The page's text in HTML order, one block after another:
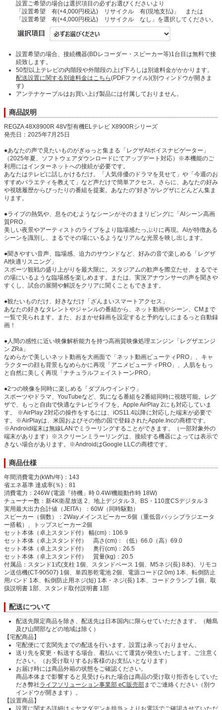
設置ご希望の場合は選択項目の必ずお選びくださいより
「設置希望 有(+4,000円税込) リサイクル 有(現地支払)」 または
「設置希望 有(+4,000円税込) リサイクル なし」を選択してください。
設置希望の場合、接続機器(BDレコーダー・スピーカー等)1台目は無料で接
続致します。
50型以上テレビの内階段や外階段の上げ下ろしは別途料金がかかります。
配送設置に関する別途料金はこちら(PDFファイル)(別ウィンドウが開きま
す)
アンテナケーブルはお買い上げ製品には付属しておりません。
商品説明
REGZA 48X8900R 48V型有機ELテレビ X8900Rシリーズ
発売日：2025年7月25日
●あなたの声で見たいものがぎゅっと集まる「レグザAIボイスナビゲーター」
（2025年夏、ソフトウェアダウンロードにてアップデート対応）※本機能のご
利用にはインターネットへの接続が必要です。
あなたはテレビに話しかけるだけ。「人気俳優のドラマを見せて」や「今週のお
すすめバラエティを教えて」など声だけで簡単アクセス。さらに、あなたの好み
や視聴履歴からぴったりの番組を提案。あなたの“好き”がレグザにどんどん集ま
ります。
●ライブの熱気や、息をのむようなシーンがそのままリビングに「AIシーン高画
質PRO」
美しい夜景やアーティストのライブをより臨場感たっぷりに再現。AIが特徴ある
シーンを識別し、まるでその場にいるようなリアルな光景を映し出します。
●聞きやすい音声、臨場感、迫力のサウンドなど、好みの音で楽しめる「レグザ
AI快適リスニング」
スポーツ観戦の盛り上がりを最大限に。スタジアムの歓声を際立たせ、まるでそ
の場にいるような臨場感を楽しめます。または、実況アナウンサーの声を聞きや
すくし、試合の展開や解説をクリアに聞くこともできます。
●観たいものだけ、好きなだけ「ざんまいスマートアクセス」
あなたの好きなタレントやジャンルの番組から、ネット動画やシーン、CMまで
一覧で見られます。また、おまかせ録画を設定すると予約なしにまるっと自動録
画！
●人間の感性に近い映像解析能力を持つ高画質映像処理エンジン「レグザエンジ
ン ZRa」
なめらかで美しいネット動画を大画面で「ネット動画ビューティPRO」、キャ
ラクターの顔も背景もなめらかに再現「アニメビューティPRO」、人肌をもっ
と自然に美しく再現「ナチュラルフェイストーンPRO」
●2つの映像を同時に楽しめる「ダブルウインドウ」
スポーツやドラマ、YouTubeなど、気になる番組を2番組同時に視聴可能。レグ
ザで、もっと自由で快適なテレビライフを。Apple AirPlay 2にも対応していま
す。 ※AirPlay 2対応の操作をするには、iOS11.4以降に対応した端末が必要で
す。※AirPlayは、米国およびその他の国で登録されたApple.Incの商標です。
※Android端末は無線LANでミラーリングすることができます。（一部対象外の
端末があります）※スクリーンミラーリングは、接続する機器によっては表示で
きない場合があります。※AndroidはGoogle LLCの商標です。
商品仕様
年間消費電力(kWh/年)：143
省エネ基準 達成率(％)：81
消費電力：246W (電源『待機」時 0.4W/機能動作時 18W)
チューナー数：新4K衛星放送 2、地上デジタル 3、BS・110度CSデジタル 3
実用最大出力合計値（JEITA）：60W（同時駆動）
スピーカー（個数）：2Wayメインスピーカー:6個（重低音パッシブラジエータ
ー搭載）、トップスピーカー:2個
セット本体（卓上スタンド付） 幅(cm)：106.9
セット本体（卓上スタンド付） 高さ(cm)：（低）66.0（高）69.0
セット本体（卓上スタンド付） 奥行(cm)：26.5
セット本体（卓上スタンド付） 質量(kg)：20.5
付属品：スタンド1式(支柱 1個、スタンドベース 1個、M5ネジ(長) 8本)、リモコ
ン送信機(CT-90507) 1個、単四形乾電池 2個、電源コード(2.0m) 1本、転倒防止
用バンド 1本、転倒防止用ネジ(短) 1本・ネジ(長) 1本、コードクランプ 1個、取
扱説明書 1部、スタンド取付説明書 1部
配送について
配送先限定商品を除き、配送先は日本国内に限らせていただきます。（離島
及び山間部などの地域は除く）
【宅配商品】
宅配便にて玄関先までの配送を行います。設置は承っておりません。
送り先を変更・転送する場合、着払いにて運賃が発生いたします。ご注意く
ださい。（お受け取りするお客様のお支払いとなります）
お届け時には商品外箱の状態をご確認ください。
商品本体まで影響すると見受けられた場合は商品の受け取り拒否をしていた
だき弊社ライフソリューション事業部 eC販売部までご連絡ください（別ウ
インドウが開きます）。
【設置商品】